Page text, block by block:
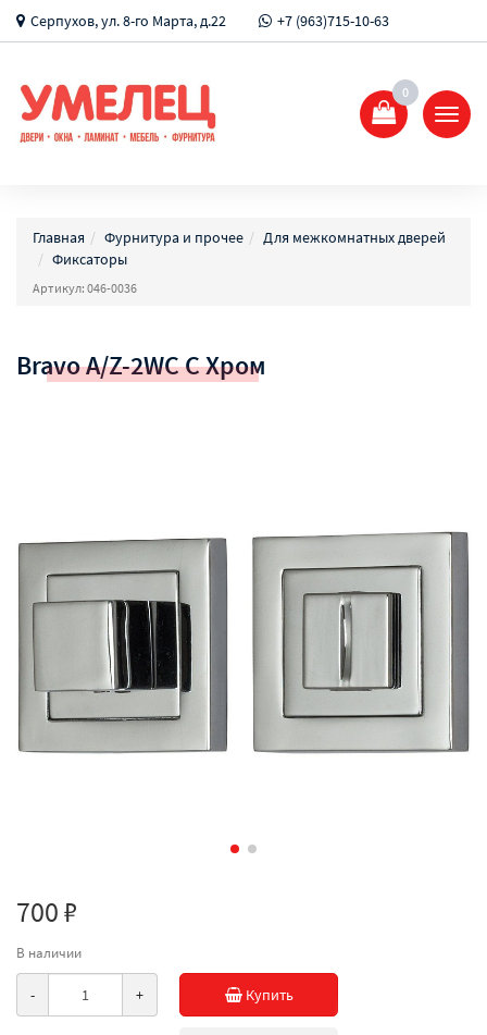
Серпухов, ул. 8-го Марта, д.22 +7 (963)715-10-63
0
Главная Фурнитура и прочее
Для межкомнатных дверей
Фиксаторы
Артикул: 046-0036
Bravo A/Z-2WC C Хром
700 ₽
В наличии
- + Купить